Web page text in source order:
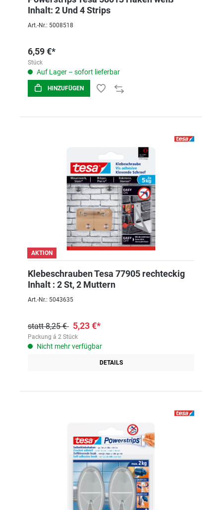
Inhalt: 2 Und 4 Strips
Art.-Nr.: 5008518
6,59 €*
Stück
Auf Lager – sofort lieferbar
HINZUFÜGEN
AKTION
Klebeschrauben Tesa 77905 rechteckig
Inhalt : 2 St, 2 Muttern
Art.-Nr.: 5043635
statt 8,25 € 5,23 €*
Packung á 2 Stück
Nicht mehr verfügbar
DETAILS